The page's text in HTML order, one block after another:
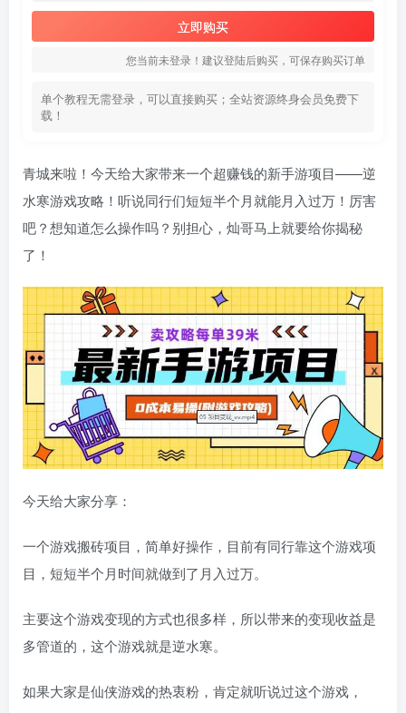
立即购买
您当前未登录！建议登陆后购买，可保存购买订单
单个教程无需登录，可以直接购买；全站资源终身会员免费下
载！
青城来啦！今天给大家带来一个超赚钱的新手游项目——逆
水寒游戏攻略！听说同行们短短半个月就能月入过万！厉害
吧？想知道怎么操作吗？别担心，灿哥马上就要给你揭秘
了！
今天给大家分享：
一个游戏搬砖项目，简单好操作，目前有同行靠这个游戏项
目，短短半个月时间就做到了月入过万。
主要这个游戏变现的方式也很多样，所以带来的变现收益是
多管道的，这个游戏就是逆水寒。
如果大家是仙侠游戏的热衷粉，肯定就听说过这个游戏，